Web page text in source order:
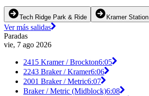
Tech Ridge Park & Ride Kramer Station
Ver más salidas
Paradas
vie, 7 ago 2026
2415 Kramer / Brockton6:05
2243 Braker / Kramer6:06
2001 Braker / Metric6:07
Braker / Metric (Midblock)6:08